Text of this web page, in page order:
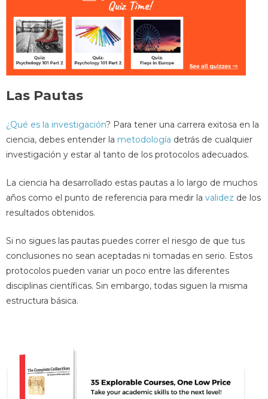
Las Pautas
¿Qué es la investigación? Para tener una carrera exitosa en la
ciencia, debes entender la metodología detrás de cualquier
investigación y estar al tanto de los protocolos adecuados.
La ciencia ha desarrollado estas pautas a lo largo de muchos
años como el punto de referencia para medir la validez de los
resultados obtenidos.
Si no sigues las pautas puedes correr el riesgo de que tus
conclusiones no sean aceptadas ni tomadas en serio. Estos
protocolos pueden variar un poco entre las diferentes
disciplinas científicas. Sin embargo, todas siguen la misma
estructura básica.